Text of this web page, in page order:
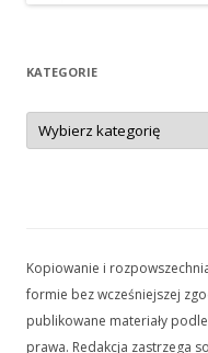
KATEGORIE
Kategorie
Kopiowanie i
formie bez wcześniejszej
publikowane materiały
prawa. Redakcja zastrzega